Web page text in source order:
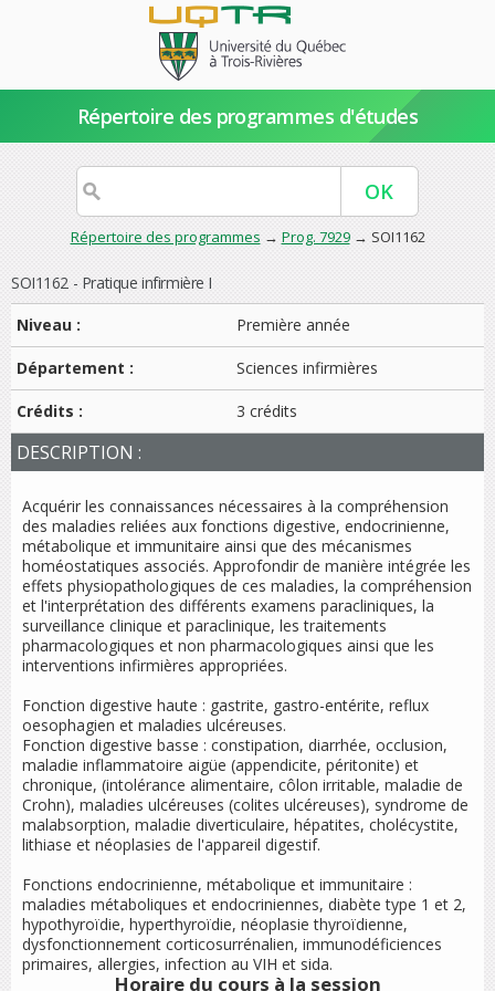
Répertoire des programmes d'études
Répertoire des programmes → Prog. 7929→ SOI1162
SOI1162 - Pratique infirmière I
Niveau :
Première année
Département : Sciences infirmières
Crédits : 3 crédits
DESCRIPTION :
Acquérir les connaissances nécessaires à la compréhension
des maladies reliées aux fonctions digestive, endocrinienne,
métabolique et immunitaire ainsi que des mécanismes
homéostatiques associés. Approfondir de manière intégrée les
effets physiopathologiques de ces maladies, la compréhension
et l'interprétation des différents examens paracliniques, la
surveillance clinique et paraclinique, les traitements
pharmacologiques et non pharmacologiques ainsi que les
interventions infirmières appropriées.
Fonction digestive haute : gastrite, gastro-entérite, reflux
oesophagien et maladies ulcéreuses.
Fonction digestive basse : constipation, diarrhée, occlusion,
maladie inflammatoire aigüe (appendicite, péritonite) et
chronique, (intolérance alimentaire, côlon irritable, maladie de
Crohn), maladies ulcéreuses (colites ulcéreuses), syndrome de
malabsorption, maladie diverticulaire, hépatites, cholécystite,
lithiase et néoplasies de l'appareil digestif.
Fonctions endocrinienne, métabolique et immunitaire :
maladies métaboliques et endocriniennes, diabète type 1 et 2,
hypothyroïdie, hyperthyroïdie, néoplasie thyroïdienne,
dysfonctionnement corticosurrénalien, immunodéficiences
primaires, allergies, infection au VIH et sida.
Horaire du cours à la session